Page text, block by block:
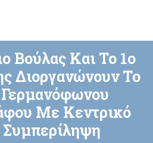
Βούλας Και Το 1ο
Διοργανώνουν Το
Με Κεντρικό